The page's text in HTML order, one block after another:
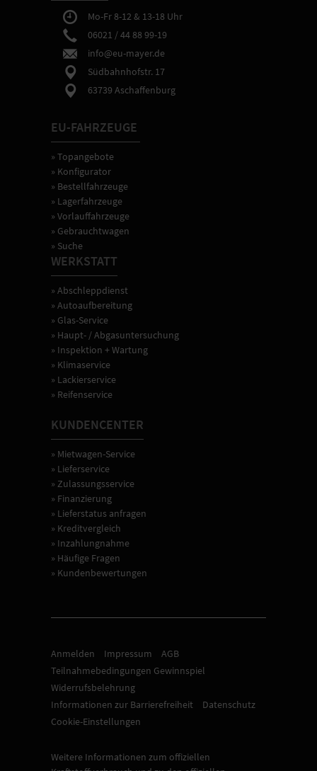
sowie
Fahrzeugtechnik.
Mo-Fr 8-12 & 13-18 Uhr
06021 / 44 88 99-19
info@eu-mayer.de
Südbahnhofstr. 17
63739 Aschaffenburg
EU-FAHRZEUGE
» Topangebote
» Konfigurator
» Bestellfahrzeuge
» Lagerfahrzeuge
» Vorlauffahrzeuge
» Gebrauchtwagen
» Suche
WERKSTATT
» Abschleppdienst
» Autoaufbereitung
» Glas-Service
» Haupt- / Abgasuntersuchung
» Inspektion + Wartung
» Klimaservice
» Lackierservice
» Reifenservice
KUNDENCENTER
» Mietwagen-Service
» Lieferservice
» Zulassungsservice
» Finanzierung
» Lieferstatus anfragen
» Kreditvergleich
» Inzahlungnahme
» Häufige Fragen
» Kundenbewertungen
Anmelden Impressum
AGB
Teilnahmebedingungen Gewinnspiel
Widerrufsbelehrung
Informationen zur Barrierefreiheit
Datenschutz
Cookie-Einstellungen
Weitere Informationen zum offiziellen